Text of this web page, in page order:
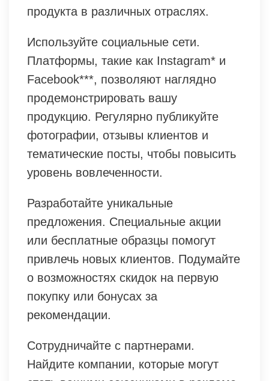
продукта в различных отраслях.
Используйте социальные сети.
Платформы, такие как Instagram* и
Facebook***, позволяют наглядно
продемонстрировать вашу
продукцию. Регулярно публикуйте
фотографии, отзывы клиентов и
тематические посты, чтобы повысить
уровень вовлеченности.
Разработайте уникальные
предложения. Специальные акции
или бесплатные образцы помогут
привлечь новых клиентов. Подумайте
о возможностях скидок на первую
покупку или бонусах за
рекомендации.
Сотрудничайте с партнерами.
Найдите компании, которые могут